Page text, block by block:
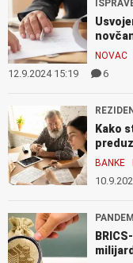
NOVAC
12.9.2024 15:19 6
Kako
BANKE